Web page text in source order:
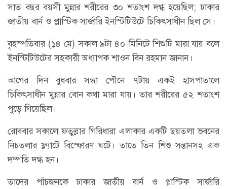
সাত বছর বয়সী মুন্নার শরীরের ৩০ শতাংশ দগ্ধ হয়েছিল; ঢাকার
জাতীয় বার্ন ও প্লাস্টিক সার্জারি ইনস্টিটিউটে চিকিৎসাধীন ছিল সে।
বৃহস্পতিবার (১৪ মে) সকাল ৯টা ৪০ মিনিটে শিশুটি মারা যায় বলে
ইনস্টিটিউটের সহকারী অধ্যাপক শাওন বিন রহমান জানান।
আগের দিন বুধবার সন্ধা পৌনে ৭টায় একই হাসপাতালে
চিকিৎসাধীন মুন্নার বোন কথা মারা যায়। তার শরীরের ৫২ শতাংশ
পুড়ে গিয়েছিল।
রোববার সকালে ফতুল্লার গিরিধারা এলাকার একটি ছয়তলা ভবনের
নিচতলার ফ্ল্যাটে বিস্ফোরণ ঘটে। তাতে তিন শিশু সন্তানসহ এক
দম্পতি দগ্ধ হন।
তাদের পাঁচজনকে ঢাকার জাতীয় বার্ন ও প্লাস্টিক সার্জারি